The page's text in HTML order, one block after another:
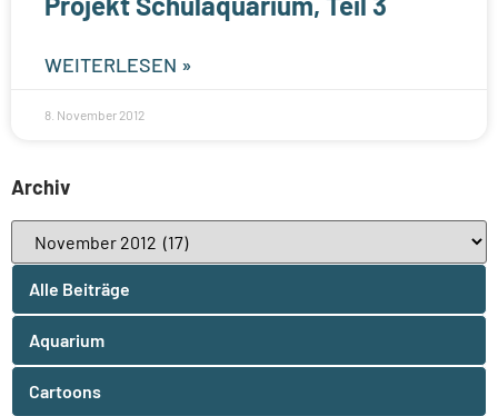
WEITERLESEN »
8. November 2012
Archiv
Alle Beiträge
Aquarium
Cartoons